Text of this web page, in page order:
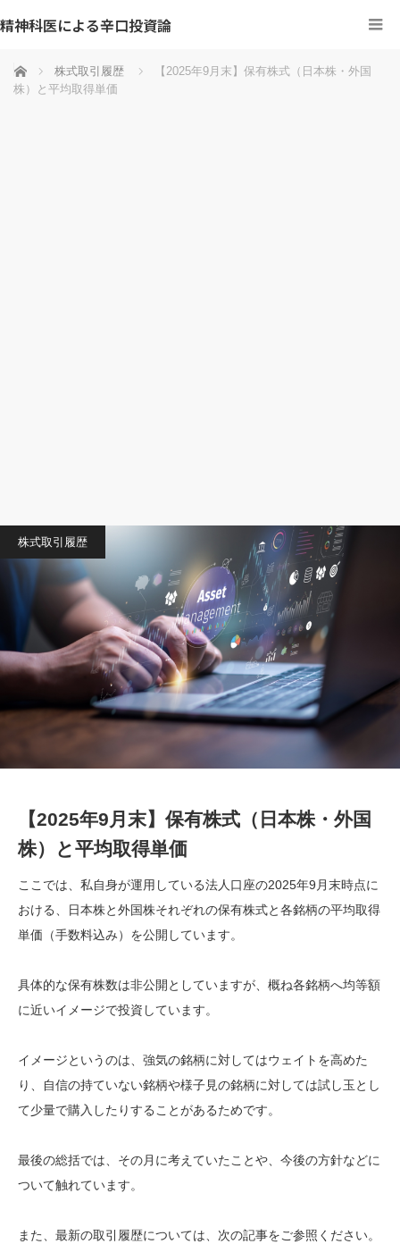
精神科医による辛口投資論
ホーム 株式取引履歴
【2025年9月末】保有株式（日本株・外国
株）と平均取得単価
株式取引履歴
【2025年9月末】保有株式（日本株・外国
株）と平均取得単価
ここでは、私自身が運用している法人口座の2025年9月末時点に
おける、日本株と外国株それぞれの保有株式と各銘柄の平均取得
単価（手数料込み）を公開しています。
具体的な保有株数は非公開としていますが、概ね各銘柄へ均等額
に近いイメージで投資しています。
イメージというのは、強気の銘柄に対してはウェイトを高めた
り、自信の持ていない銘柄や様子見の銘柄に対しては試し玉とし
て少量で購入したりすることがあるためです。
最後の総括では、その月に考えていたことや、今後の方針などに
ついて触れています。
また、最新の取引履歴については、次の記事をご参照ください。